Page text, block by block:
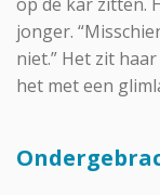
jonger.
niet.” Het zit
het met een